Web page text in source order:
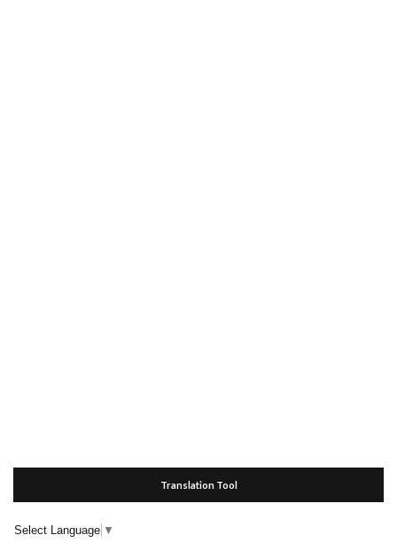
Translation Tool
Select Language ▼